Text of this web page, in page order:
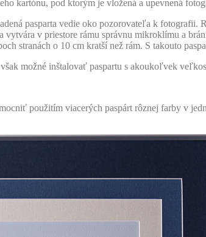
kartónu, pod ktorým je vložená a upevnená
pasparta vedie oko pozorovateľa k
vytvára v priestore rámu správnu mikroklímu a
stranách o 10 cm kratší než rám. S takouto
možné inštalovať paspartu s akoukoľvek
použitím viacerých paspárt rôznej farby v